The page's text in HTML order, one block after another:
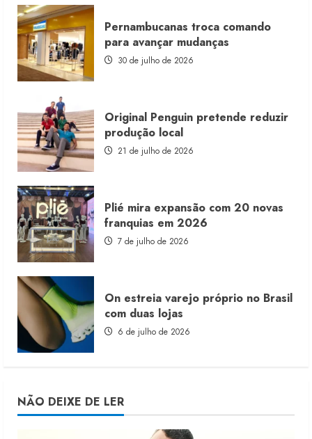
Morena
Rosa
lança
franquia
com
estoque
consignado
Pernambucanas troca comando
para avançar mudanças
30 de julho de 2026
Original Penguin pretende reduzir
produção local
21 de julho de 2026
Plié mira expansão com 20 novas
franquias em 2026
7 de julho de 2026
On estreia varejo próprio no Brasil
com duas lojas
6 de julho de 2026
NÃO DEIXE DE LER